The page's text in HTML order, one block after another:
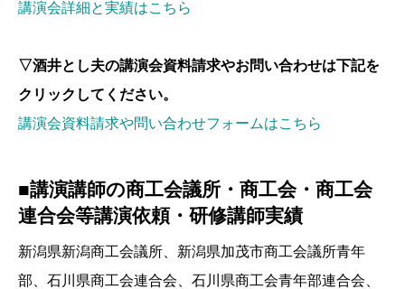
講演会詳細と実績はこちら
▽酒井とし夫の講演会資料請求やお問い合わせは下記を
クリックしてください。
講演会資料請求や問い合わせフォームはこちら
■講演講師の商工会議所・商工会・商工会
連合会等講演依頼・研修講師実績
新潟県新潟商工会議所、新潟県加茂市商工会議所青年
部、石川県商工会連合会、石川県商工会青年部連合会、